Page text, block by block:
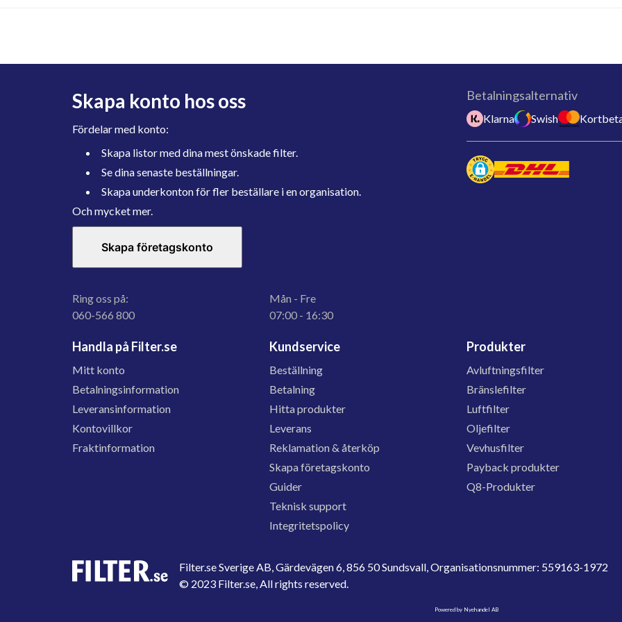
Skapa konto hos oss
Fördelar med konto:
Skapa listor med dina mest önskade filter.
Se dina senaste beställningar.
Skapa underkonton för fler beställare i en organisation.
Och mycket mer.
Skapa företagskonto
Ring oss på:
060-566 800
Mån - Fre
07:00 - 16:30
Betalningsalternativ
Klarna Swish
Handla på Filter.se
Mitt konto
Betalningsinformation
Leveransinformation
Kontovillkor
Fraktinformation
Kundservice
Beställning
Betalning
Hitta produkter
Leverans
Reklamation & återköp
Skapa företagskonto
Guider
Teknisk support
Integritetspolicy
Produkter
Avluftningsfilter
Bränslefilter
Luftfilter
Oljefilter
Vevhusfilter
Payback produkter
Q8-Produkter
Filter.se Sverige AB, Gärdevägen 6, 856 50 Sundsvall, Organisationsnummer: 559163-1972
© 2023 Filter.se, All rights reserved.
Powered by Nyehandel AB